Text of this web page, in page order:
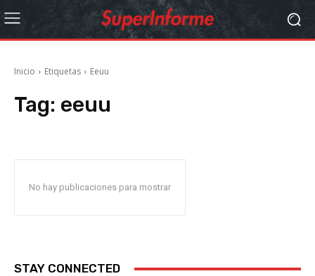
Inicio Etiquetas Eeuu
Tag: eeuu
No hay publicaciones para mostrar
STAY CONNECTED